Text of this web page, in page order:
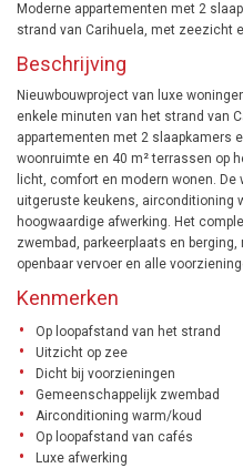
Moderne appartementen met 2
strand van Carihuela, met zeezicht
Beschrijving
Nieuwbouwproject van luxe
enkele minuten van het strand van
appartementen met 2 slaapkamers
woonruimte en 40 m² terrassen op
licht, comfort en modern wonen.
uitgeruste keukens, airconditioning
hoogwaardige afwerking. Het
zwembad, parkeerplaats en
openbaar vervoer en alle
Kenmerken
Op loopafstand van het strand
Uitzicht op zee
Dicht bij voorzieningen
Gemeenschappelijk zwembad
Airconditioning warm/koud
Op loopafstand van cafés
Luxe afwerking